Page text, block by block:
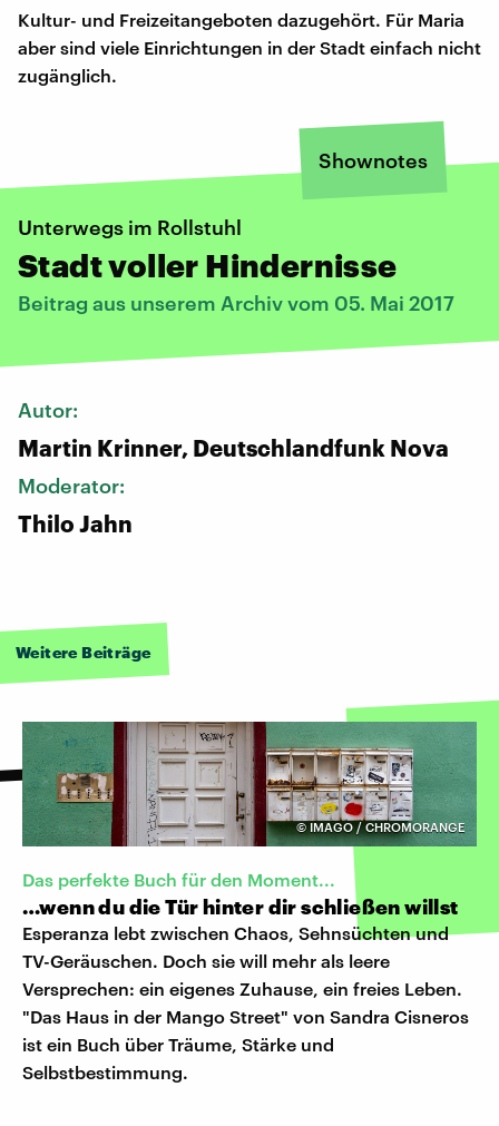
Kultur- und Freizeitangeboten dazugehört. Für Maria
aber sind viele Einrichtungen in der Stadt einfach nicht
zugänglich.
Shownotes
Unterwegs im Rollstuhl
Stadt voller Hindernisse
Beitrag aus unserem Archiv vom 05. Mai 2017
Autor:
Martin Krinner, Deutschlandfunk Nova
Moderator:
Thilo Jahn
Weitere Beiträge
© IMAGO / CHROMORANGE
Das perfekte Buch für den Moment...
…wenn du die Tür hinter dir schließen willst
Esperanza lebt zwischen Chaos, Sehnsüchten und
TV-Geräuschen. Doch sie will mehr als leere
Versprechen: ein eigenes Zuhause, ein freies Leben.
"Das Haus in der Mango Street" von Sandra Cisneros
ist ein Buch über Träume, Stärke und
Selbstbestimmung.